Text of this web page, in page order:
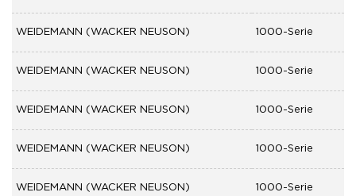
WEIDEMANN (WACKER NEUSON) 1000-Serie
WEIDEMANN (WACKER NEUSON) 1000-Serie
WEIDEMANN (WACKER NEUSON) 1000-Serie
WEIDEMANN (WACKER NEUSON) 1000-Serie
WEIDEMANN (WACKER NEUSON) 1000-Serie